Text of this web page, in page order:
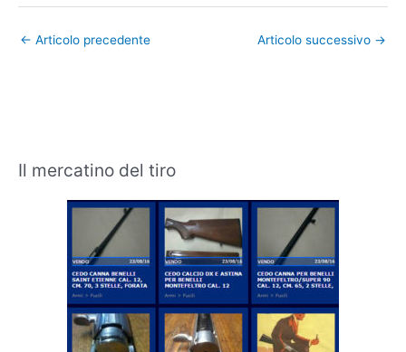
← Articolo precedente Articolo successivo →
Il mercatino del tiro